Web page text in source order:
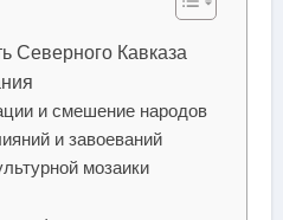
Северного Кавказа
и смешение народов
и завоеваний
мозаики